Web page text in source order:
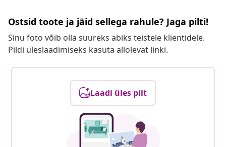
Ostsid toote ja jäid sellega rahule? Jaga pilti!
Sinu foto võib olla suureks abiks teistele klientidele.
Pildi üleslaadimiseks kasuta allolevat linki.
Laadi üles pilt